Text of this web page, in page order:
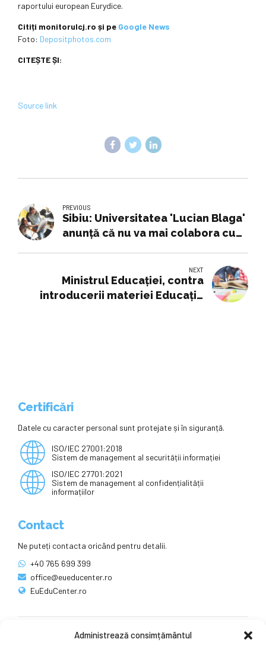
Administrează consimțământul
raportului european Eurydice.
Citiți monitorulcj.ro și pe Google News
Foto: Depositphotos.com
CITEȘTE ȘI:
Source link
PREVIOUS
Sibiu: Universitatea 'Lucian Blaga'
anunță că nu va mai colabora cu
NEXT
Ministrul Educaţiei, contra
introducerii materiei Educaţie
Certificări
Datele cu caracter personal sunt protejate și în siguranță.
ISO/IEC 27001:2018
Sistem de management al securității informației
ISO/IEC 27701:2021
Sistem de management al confidențialității
informațiilor
Contact
Ne puteți contacta oricând pentru detalii.
+40 765 699 399
office@eueducenter.ro
EuEduCenter.ro